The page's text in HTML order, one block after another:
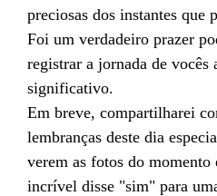
preciosas dos instantes que
Foi um verdadeiro prazer
registrar a jornada de vocês
significativo.
Em breve, compartilharei
lembranças deste dia
verem as fotos do momento
incrível disse "sim" para